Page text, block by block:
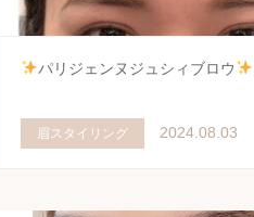
パリジェンヌジュシィブロウ
眉スタイリング 2024.08.03